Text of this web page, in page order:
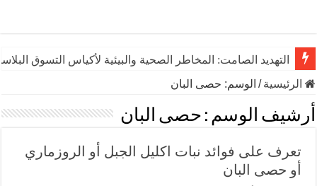
التهديد الصامت: المخاطر الصحية والبيئية لأكياس التسوق
الرئيسية/ الوسم: حصى البان
أرشيف الوسم : حصى البان
تعرف على فوائد نبات اكليل الجبل أو الروزماري
أو حصى البان